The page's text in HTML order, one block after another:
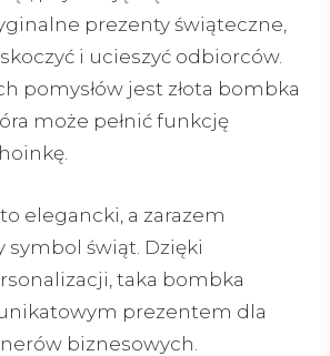
prezenty świąteczne,
i ucieszyć odbiorców.
pomysłów jest złota bombka
może pełnić funkcję
elegancki, a zarazem
symbol świąt. Dzięki
taka bombka
prezentem dla
biznesowych.